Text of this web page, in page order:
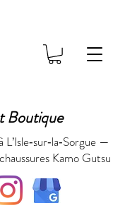
Boutique
—
Kamo Gutsu